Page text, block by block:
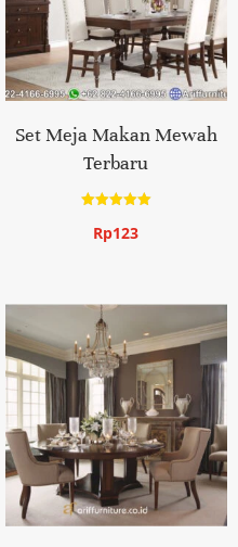
Set Meja Makan Mewah
Terbaru
5.00
dari 5
Rp123